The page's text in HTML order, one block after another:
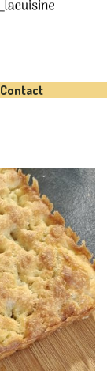
Contact